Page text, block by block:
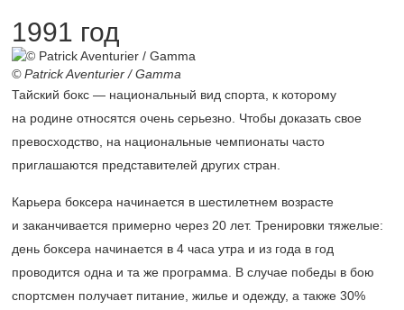
1991 год
© Patrick Aventurier / Gamma
Тайский бокс — национальный вид спорта, к которому
на родине относятся очень серьезно. Чтобы доказать свое
превосходство, на национальные чемпионаты часто
приглашаются представителей других стран.
Карьера боксера начинается в шестилетнем возрасте
и заканчивается примерно через 20 лет. Тренировки тяжелые:
день боксера начинается в 4 часа утра и из года в год
проводится одна и та же программа. В случае победы в бою
спортсмен получает питание, жилье и одежду, а также 30%